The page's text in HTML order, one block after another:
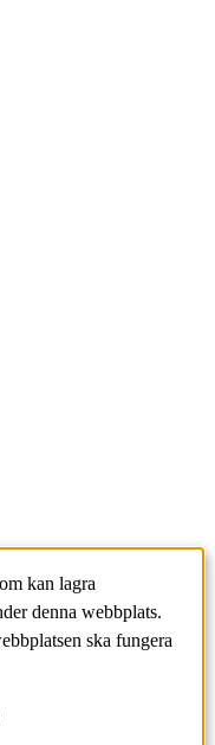
kan lagra
denna webbplats.
ska fungera